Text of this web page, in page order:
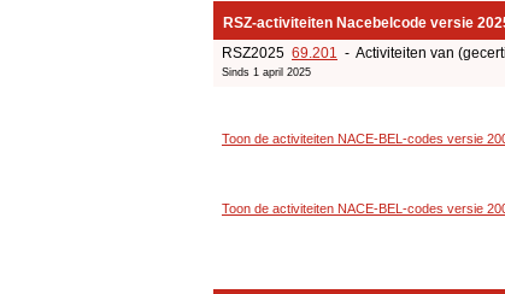
RSZ-activiteiten Nacebelcode versie
RSZ2025 69.201 - Activiteiten van
Sinds 1 april 2025
Toon de activiteiten NACE-BEL-codes versie
Toon de activiteiten NACE-BEL-codes versie